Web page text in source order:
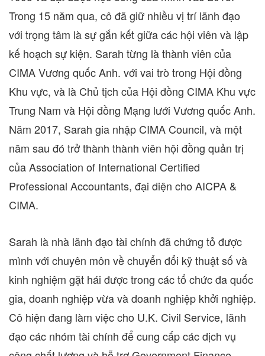
Trong 15 năm qua, cô đã giữ nhiều vị trí lãnh đạo
với trọng tâm là sự gắn kết giữa các hội viên và lập
kế hoạch sự kiện. Sarah từng là thành viên của
CIMA Vương quốc Anh. với vai trò trong Hội đồng
Khu vực, và là Chủ tịch của Hội đồng CIMA Khu vực
Trung Nam và Hội đồng Mạng lưới Vương quốc Anh.
Năm 2017, Sarah gia nhập CIMA Council, và một
năm sau đó trở thành thành viên hội đồng quản trị
của Association of International Certified
Professional Accountants, đại diện cho AICPA &
CIMA.
Sarah là nhà lãnh đạo tài chính đã chứng tỏ được
mình với chuyên môn về chuyển đổi kỹ thuật số và
kinh nghiệm gặt hái được trong các tổ chức đa quốc
gia, doanh nghiệp vừa và doanh nghiệp khởi nghiệp.
Cô hiện đang làm việc cho U.K. Civil Service, lãnh
đạo các nhóm tài chính để cung cấp các dịch vụ